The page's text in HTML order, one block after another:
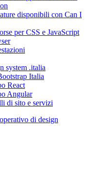
disponibili con Can I
per CSS e JavaScript
system .italia
Italia
React
Angular
di sito e servizi
di design